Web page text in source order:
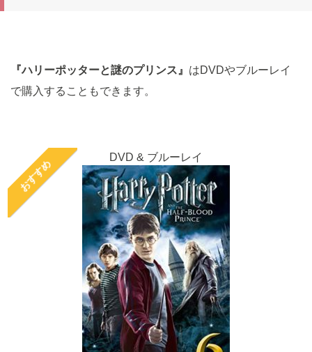
『ハリーポッターと謎のプリンス』 はDVDやブルーレイ
で購入することもできます。
おすすめ
DVD & ブルーレイ